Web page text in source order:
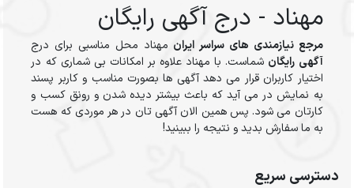
مهناد - درج آگهی رایگان
مرجع نیازمندی های سراسر ایران مهناد محل مناسبی برای درج
آگهی رایگان شماست. با مهناد علاوه بر امکانات بی شماری که در
اختیار کاربران قرار می دهد آگهی ها بصورت مناسب و کاربر پسند
به نمایش در می آید که باعث بیشتر دیده شدن و رونق کسب و
کارتان می شود. پس همین الان آگهی تان در هر موردی که هست
به ما سفارش بدید و نتیجه را ببینید!
دسترسی سریع